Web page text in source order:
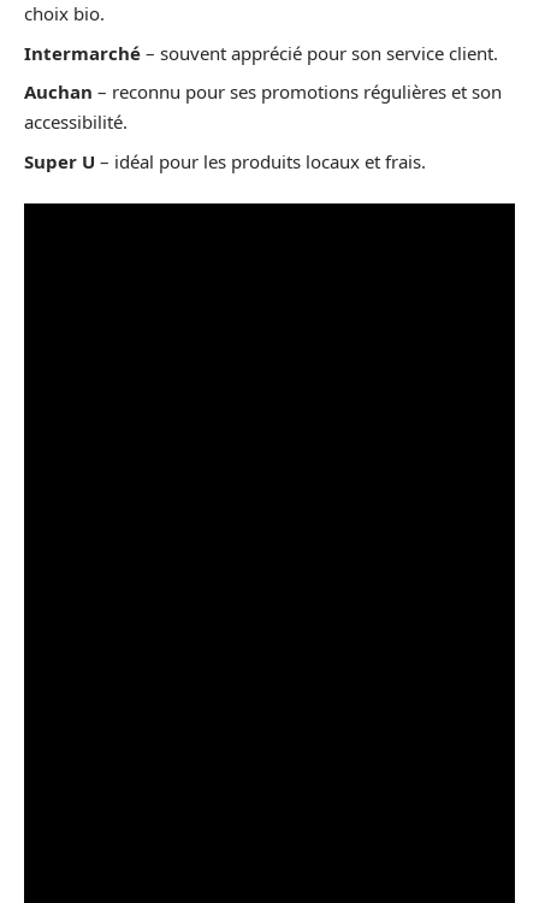
choix bio.
Intermarché – souvent apprécié pour son service client.
Auchan – reconnu pour ses promotions régulières et son
accessibilité.
Super U – idéal pour les produits locaux et frais.